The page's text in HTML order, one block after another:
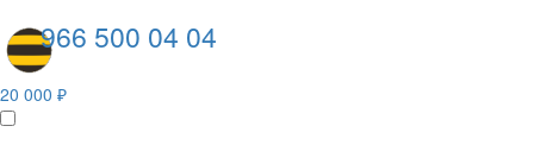
966 500 04 04
20 000 ₽